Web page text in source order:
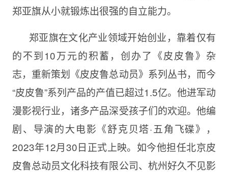
郑亚旗从小就锻炼出很强的自立能力。
郑亚旗在文化产业领域开始创业，靠着仅有
的不到10万元的积蓄，创办了《皮皮鲁》杂
志，重新策划《皮皮鲁总动员》系列丛书，而今
“皮皮鲁”系列产品的产值已超过1.5亿。他进军动
漫影视行业，诸多产品深受孩子们的欢迎。他编
剧、导演的大电影《舒克贝塔·五角飞碟》，
2023年12月30日正式上映。如今他担任北京皮
皮鲁总动员文化科技有限公司、杭州好久不见影